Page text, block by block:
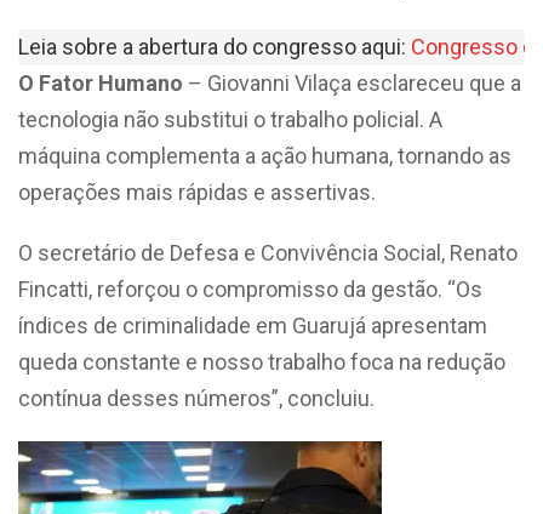
Leia sobre a abertura do congresso aqui: Congresso
O Fator Humano – Giovanni Vilaça esclareceu que a
tecnologia não substitui o trabalho policial. A
máquina complementa a ação humana, tornando as
operações mais rápidas e assertivas.
O secretário de Defesa e Convivência Social, Renato
Fincatti, reforçou o compromisso da gestão. “Os
índices de criminalidade em Guarujá apresentam
queda constante e nosso trabalho foca na redução
contínua desses números”, concluiu.